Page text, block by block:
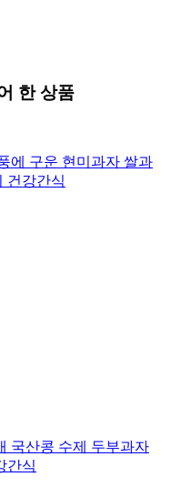
한 상품
에 구운 현미과자 쌀과
건강간식
국산콩 수제 두부과자
간식